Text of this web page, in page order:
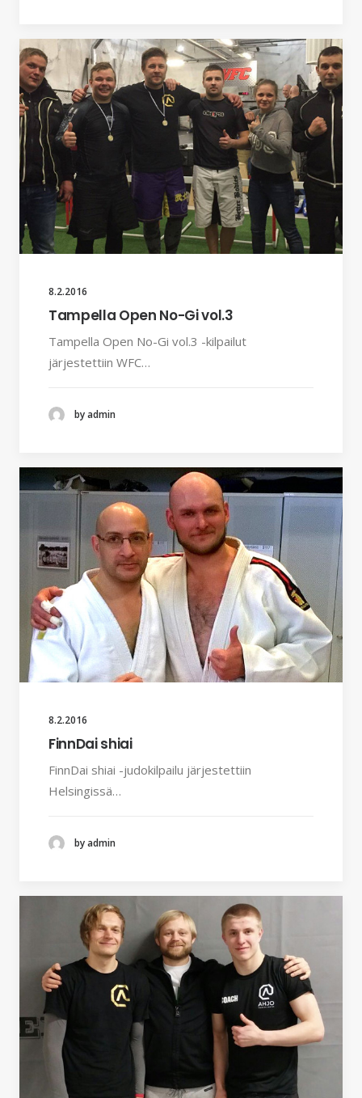
8.2.2016
Tampella Open No-Gi vol.3
Tampella Open No-Gi vol.3 -kilpailut
järjestettiin WFC…
by admin
8.2.2016
FinnDai shiai
FinnDai shiai -judokilpailu järjestettiin
Helsingissä…
by admin